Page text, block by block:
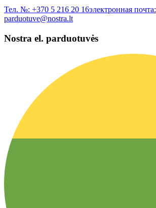
Тел. №: +370 5 216 20 16электронная почта:
parduotuve@nostra.lt
Nostra el. parduotuvės